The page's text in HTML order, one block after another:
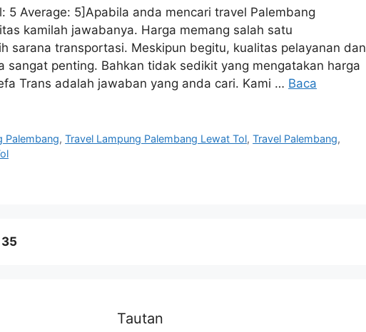
5 Average: 5]Apabila anda mencari travel Palembang
kamilah jawabanya. Harga memang salah satu
sarana transportasi. Meskipun begitu, kualitas pelayanan dan
sangat penting. Bahkan tidak sedikit yang mengatakan harga
Trans adalah jawaban yang anda cari. Kami … Baca
Palembang,Travel Lampung Palembang Lewat Tol,Travel Palembang,
Halaman
35
Tautan